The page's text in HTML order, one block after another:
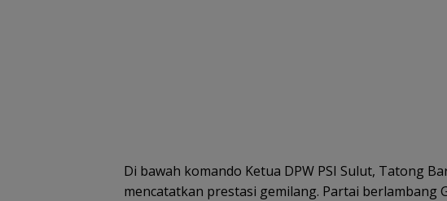
Di bawah komando Ketua DPW PSI Sulut, Tatong
mencatatkan prestasi gemilang. Partai berlambang